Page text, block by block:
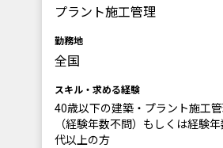
プラント施工管理
勤務地
全国
スキル・求める経験
40歳以下の建築・プラント施工
（経験年数不問）もしくは経験
代以上の方